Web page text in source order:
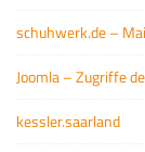
schuhwerk.de –
Joomla – Zugriffe
kessler.saarland